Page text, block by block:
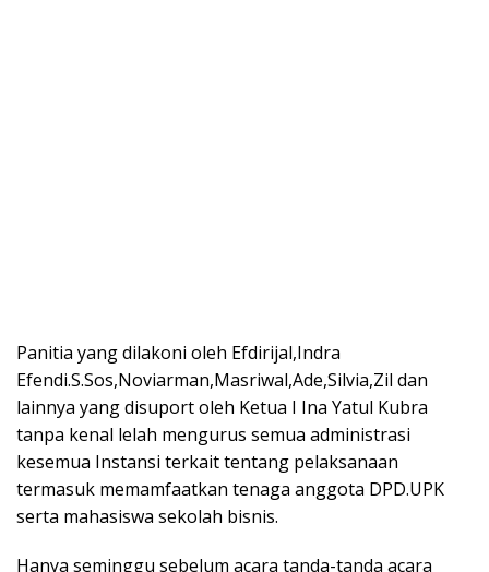
Panitia yang dilakoni oleh Efdirijal,Indra
Efendi.S.Sos,Noviarman,Masriwal,Ade,Silvia,Zil dan
lainnya yang disuport oleh Ketua I Ina Yatul Kubra
tanpa kenal lelah mengurus semua administrasi
kesemua Instansi terkait tentang pelaksanaan
termasuk memamfaatkan tenaga anggota DPD.UPK
serta mahasiswa sekolah bisnis.
Hanya seminggu sebelum acara tanda-tanda acara